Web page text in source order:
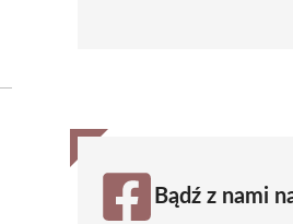
Bądź z nami